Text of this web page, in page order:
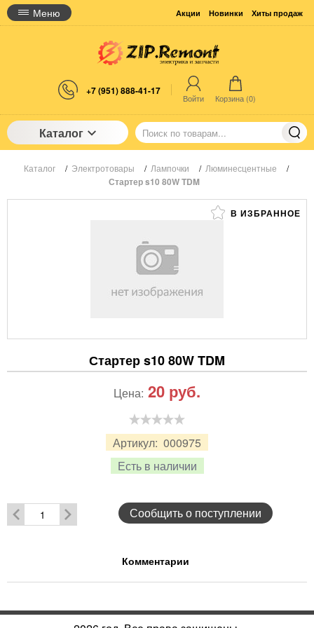
Меню Акции Новинки Хиты продаж
+7 (951) 888-41-17
Войти Корзина (0)
Каталог
Каталог / Электротовары / Лампочки / Люминесцентные /
Стартер s10 80W TDM
В ИЗБРАННОЕ
Стартер s10 80W TDM
Артикул: 000975
Есть в наличии
Цена: 20 руб.
Сообщить о поступлении
Комментарии